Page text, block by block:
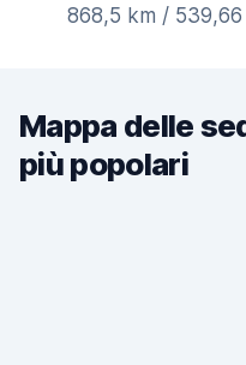
868,5 km / 539,66
Mappa delle
più popolari